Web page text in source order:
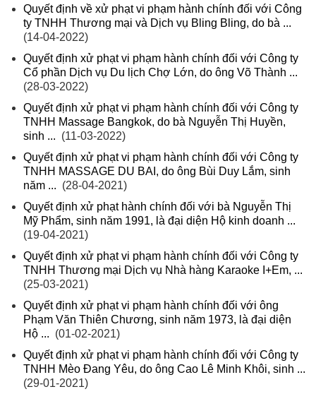
Quyết định về xử phạt vi phạm hành chính đối với Công
ty TNHH Thương mại và Dịch vụ Bling Bling, do bà ...
(14-04-2022)
Quyết định xử phạt vi phạm hành chính đối với Công ty
Cổ phần Dịch vụ Du lịch Chợ Lớn, do ông Võ Thành ...
(28-03-2022)
Quyết định xử phạt vi phạm hành chính đối với Công ty
TNHH Massage Bangkok, do bà Nguyễn Thị Huyền,
sinh ... (11-03-2022)
Quyết định xử phạt vi phạm hành chính đối với Công ty
TNHH MASSAGE DU BAI, do ông Bùi Duy Lắm, sinh
năm ... (28-04-2021)
Quyết định xử phạt hành chính đối với bà Nguyễn Thị
Mỹ Phẩm, sinh năm 1991, là đại diện Hộ kinh doanh ...
(19-04-2021)
Quyết định xử phạt vi phạm hành chính đối với Công ty
TNHH Thương mại Dịch vụ Nhà hàng Karaoke I+Em, ...
(25-03-2021)
Quyết định xử phạt vi phạm hành chính đối với ông
Phạm Văn Thiên Chương, sinh năm 1973, là đại diện
Hộ ... (01-02-2021)
Quyết định xử phạt vi phạm hành chính đối với Công ty
TNHH Mèo Đang Yêu, do ông Cao Lê Minh Khôi, sinh ...
(29-01-2021)